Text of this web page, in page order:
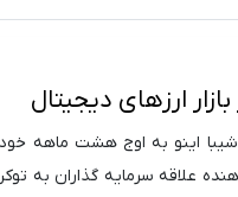
شیبا اینو به اوج هشت ماهه
دهنده علاقه سرمایه گذاران به